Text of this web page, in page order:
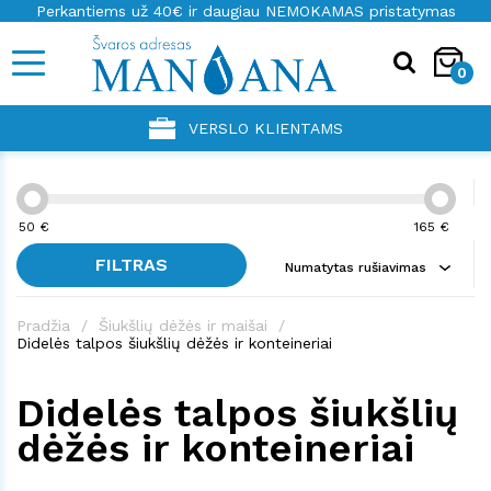
Perkantiems už 40€ ir daugiau NEMOKAMAS pristatymas
0
VERSLO KLIENTAMS
50 € 165 €
FILTRAS Numatytas rušiavimas
Pradžia
Šiukšlių dėžės ir maišai
Didelės talpos šiukšlių dėžės ir konteineriai
Didelės talpos šiukšlių
dėžės ir konteineriai